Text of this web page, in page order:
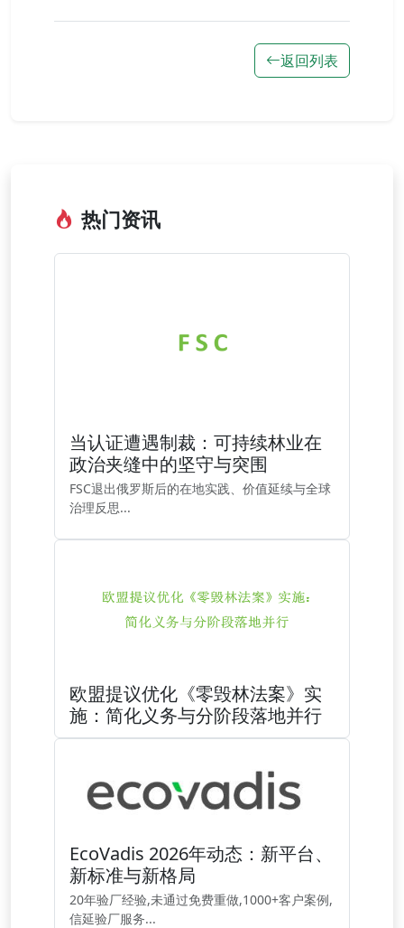
返回列表
热门资讯
当认证遭遇制裁：可持续林业在
政治夹缝中的坚守与突围
FSC退出俄罗斯后的在地实践、价值延续与全球
治理反思...
欧盟提议优化《零毁林法案》实
施：简化义务与分阶段落地并行
EcoVadis 2026年动态：新平台、
新标准与新格局
20年验厂经验,未通过免费重做,1000+客户案例,
信延验厂服务...